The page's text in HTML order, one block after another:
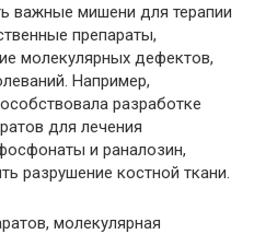
важные мишени для терапии
препараты,
молекулярных дефектов,
Например,
разработке
для лечения
и раналозин,
разрушение костной ткани.
молекулярная